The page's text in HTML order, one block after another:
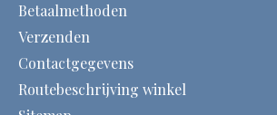
Betaalmethoden
Verzenden
Contactgegevens
Routebeschrijving winkel